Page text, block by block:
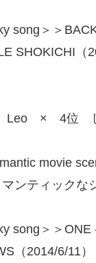
song＞＞
SHOKICHI（
Leo × 4位
movie
マンティックな
song＞＞ONE
（2014/6/11）